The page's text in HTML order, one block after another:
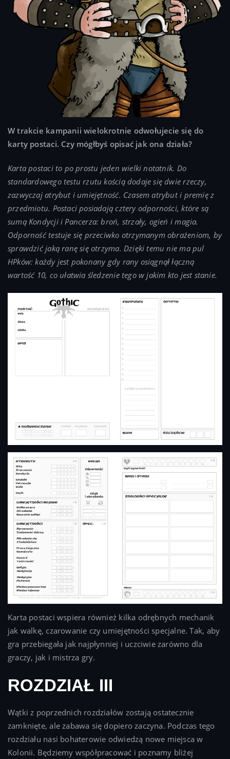
W trakcie kampanii wielokrotnie odwołujecie się do
karty postaci. Czy mógłbyś opisać jak ona działa?
Karta postaci to po prostu jeden wielki notatnik. Do
standardowego testu rzutu kością dodaje się dwie rzeczy,
zazwyczaj atrybut i umiejętność. Czasem atrybut i premię z
przedmiotu. Postaci posiadają cztery odporności, które są
sumą Kondycji i Pancerza: broń, strzały, ogień i magia.
Odporność testuje się przeciwko otrzymanym obrażeniom, by
sprawdzić jaką ranę się otrzyma. Dzięki temu nie ma pul
HPków: każdy jest pokonany gdy rany osiągnął łączną
wartość 10, co ułatwia śledzenie tego w jakim kto jest stanie.
Karta postaci wspiera również kilka odrębnych mechanik
jak walkę, czarowanie czy umiejętności specjalne. Tak, aby
gra przebiegała jak najpłynniej i uczciwie zarówno dla
graczy, jak i mistrza gry.
ROZDZIAŁ III
Wątki z poprzednich rozdziałów zostają ostatecznie
zamknięte, ale zabawa się dopiero zaczyna. Podczas tego
rozdziału nasi bohaterowie odwiedzą nowe miejsca w
Kolonii. Będziemy współpracować i poznamy bliżej